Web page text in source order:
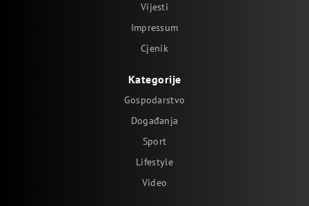
Vijesti
Impressum
Cjenik
Kategorije
Gospodarstvo
Događanja
Sport
Lifestyle
Video